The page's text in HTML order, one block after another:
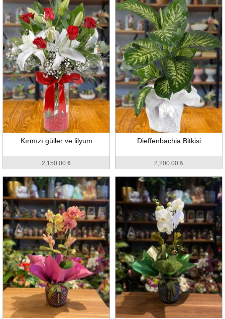
Kırmızı güller ve lilyum
2,150.00 ₺
Dieffenbachia Bitkisi
2,200.00 ₺